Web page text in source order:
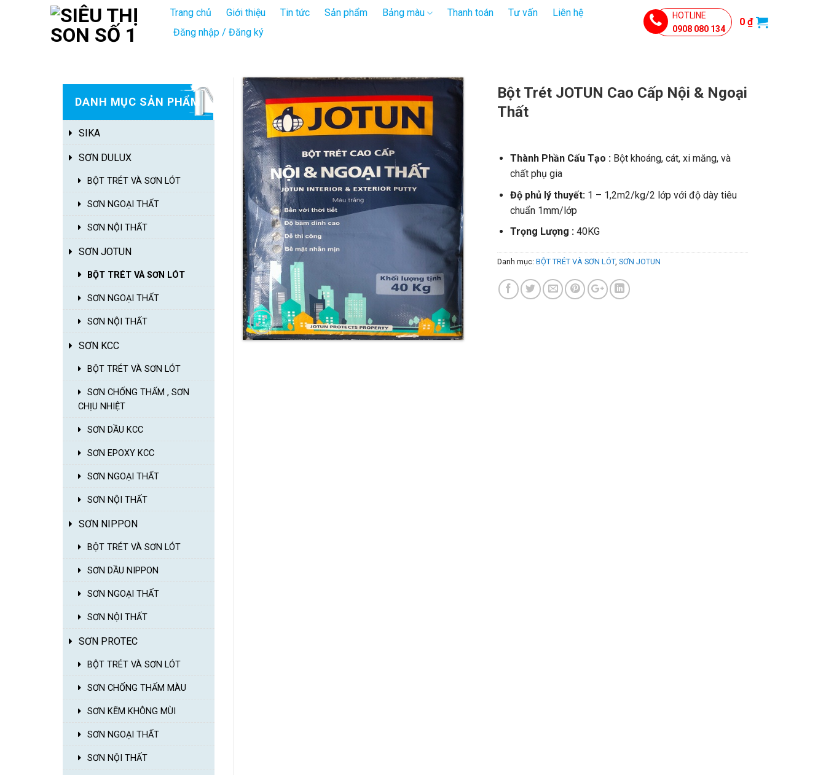
Trang chủ Giới thiệu Tin tức Sản phẩm Bảng màu Thanh toán Tư vấn
Liên hệ
Đăng nhập / Đăng ký
HOTLINE
0908 080 134
0 ₫
Bột Trét JOTUN Cao Cấp Nội & Ngoại
Thất
Thành Phần Cấu Tạo : Bột khoáng, cát, xi măng, và
chất phụ gia
Độ phủ lý thuyết: 1 – 1,2m2/kg/2 lớp với độ dày tiêu
chuẩn 1mm/lớp
Trọng Lượng : 40KG
Danh mục:BỘT TRÉT VÀ SƠN LÓT,SƠN JOTUN
DANH MỤC SẢN PHẨM
Chưa chọn danh mục
SIKA
SƠN DULUX
BỘT TRÉT VÀ SƠN LÓT
SƠN NGOẠI THẤT
SƠN NỘI THẤT
SƠN JOTUN
BỘT TRÉT VÀ SƠN LÓT
SƠN NGOẠI THẤT
SƠN NỘI THẤT
SƠN KCC
BỘT TRÉT VÀ SƠN LÓT
SƠN CHỐNG THẤM , SƠN
CHỊU NHIỆT
SƠN DẦU KCC
SƠN EPOXY KCC
SƠN NGOẠI THẤT
SƠN NỘI THẤT
SƠN NIPPON
BỘT TRÉT VÀ SƠN LÓT
SƠN DẦU NIPPON
SƠN NGOẠI THẤT
SƠN NỘI THẤT
SƠN PROTEC
BỘT TRÉT VÀ SƠN LÓT
SƠN CHỐNG THẤM MÀU
SƠN KẼM KHÔNG MÙI
SƠN NGOẠI THẤT
SƠN NỘI THẤT